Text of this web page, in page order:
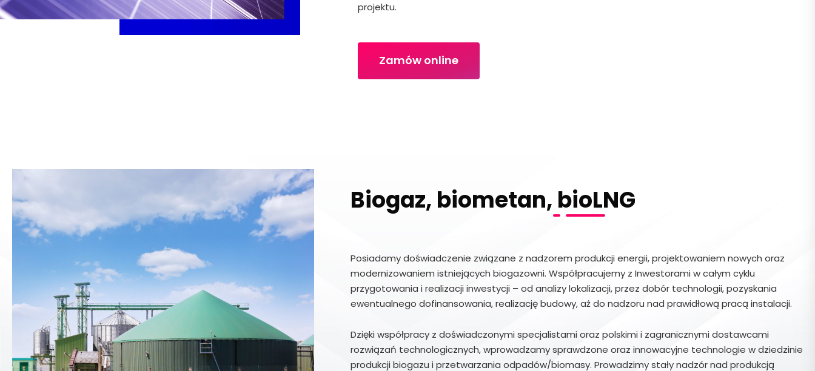
projektu.
Zamów online
Biogaz, biometan, bioLNG
Posiadamy doświadczenie związane z nadzorem produkcji energii, projektowaniem nowych oraz
modernizowaniem istniejących biogazowni. Współpracujemy z Inwestorami w całym cyklu
przygotowania i realizacji inwestycji – od analizy lokalizacji, przez dobór technologii, pozyskania
ewentualnego dofinansowania, realizację budowy, aż do nadzoru nad prawidłową pracą instalacji.
Dzięki współpracy z doświadczonymi specjalistami oraz polskimi i zagranicznymi dostawcami
rozwiązań technologicznych, wprowadzamy sprawdzone oraz innowacyjne technologie w dziedzinie
produkcji biogazu i przetwarzania odpadów/biomasy. Prowadzimy stały nadzór nad produkcją